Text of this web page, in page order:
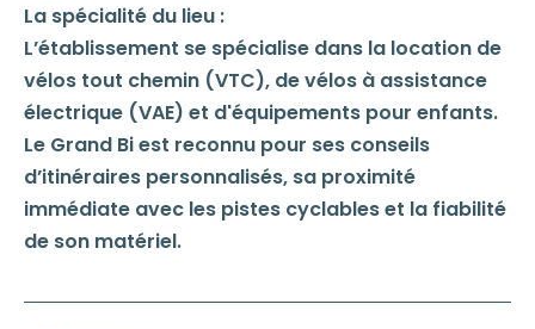
La spécialité du lieu :
L’établissement se spécialise dans la location de
vélos tout chemin (VTC), de vélos à assistance
électrique (VAE) et d'équipements pour enfants.
Le Grand Bi est reconnu pour ses conseils
d’itinéraires personnalisés, sa proximité
immédiate avec les pistes cyclables et la fiabilité
de son matériel.